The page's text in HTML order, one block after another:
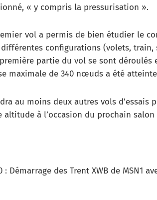
« y compris la pressurisation ».
vol a permis de bien étudier le
configurations (volets,
partie du vol se sont
maximale de 340 nœuds a été atteinte
au moins deux autres vols d’essais
altitude à l’occasion du prochain
: Démarrage des Trent XWB de MSN1